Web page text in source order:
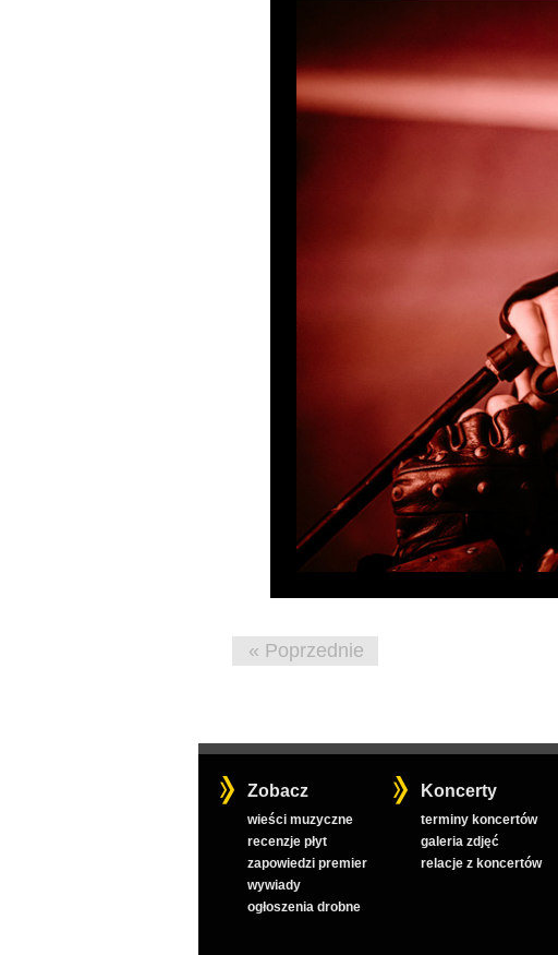
« Poprzednie
Zobacz
wieści muzyczne
recenzje płyt
zapowiedzi premier
wywiady
ogłoszenia drobne
Koncerty
terminy koncertów
galeria zdjęć
relacje z koncertów